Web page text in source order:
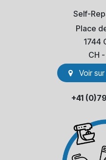
Self-
Place
1744
​CH
Voir
+41